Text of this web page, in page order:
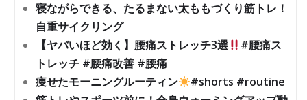
寝ながらできる、たるまない太ももづくり筋トレ！
自重サイクリング
【ヤバいほど効く】腰痛ストレッチ3選
#腰痛ス
トレッチ #腰痛改善 #腰痛
痩せたモーニングルーティン
#shorts #routine